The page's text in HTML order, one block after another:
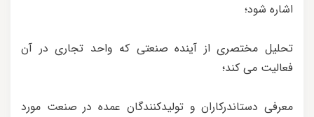
اشاره شود؛
تحلیل مختصری از آینده صنعتی که واحد تجاری در آن
فعالیت می کند؛
معرفی دستاندرکاران و تولیدکنندگان عمده در صنعت مورد